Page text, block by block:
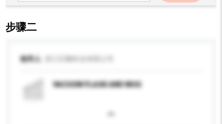
步骤二
收件人
VACUUM FLASK AND MUG